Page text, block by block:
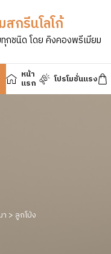
กรีนโลโก้
กชนิด โดย คิงคองพรีเมียม
หน้า
แรก โปรโมชั่นแรง
> ลูกโป่ง